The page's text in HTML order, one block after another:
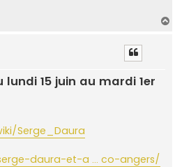
lundi 15 juin au mardi 1er
Serge_Daura
daura-et-a ... co-angers/